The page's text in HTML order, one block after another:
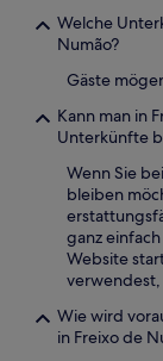
Welche
Numão?
Gäste
Kann man in
Unterkünfte
Wenn Sie
bleiben
ganz
Website
verwendest,
Wie wird
in Freixo de